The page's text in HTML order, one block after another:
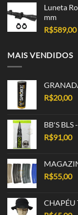
Luneta
mm
R$589,00
MAIS VENDIDOS
R$20,00
BB'S
R$91,00
R$55,00
CHAPÉU